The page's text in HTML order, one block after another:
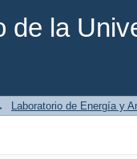
de la
Laboratorio de Energía y